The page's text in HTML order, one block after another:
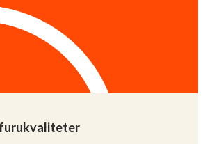
furukvaliteter